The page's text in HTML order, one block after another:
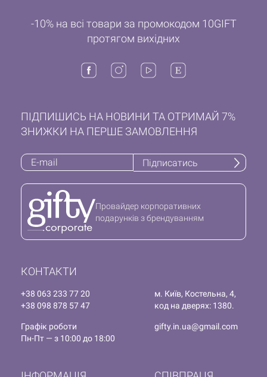
-10% на всі товари за промокодом 10GIFT
протягом вихідних
КОНТАКТИ
+38 063 233 77 20
+38 098 878 57 47
м. Київ, Костельна, 4,
код на дверях: 1380.
Графік роботи
Пн-Пт — з 10:00 до 18:00
gifty.in.ua@gmail.com
ПІДПИШИСЬ НА НОВИНИ ТА ОТРИМАЙ 7%
ЗНИЖКИ НА ПЕРШЕ ЗАМОВЛЕННЯ
Підписатись
Провайдер корпоративних
подарунків з брендуванням